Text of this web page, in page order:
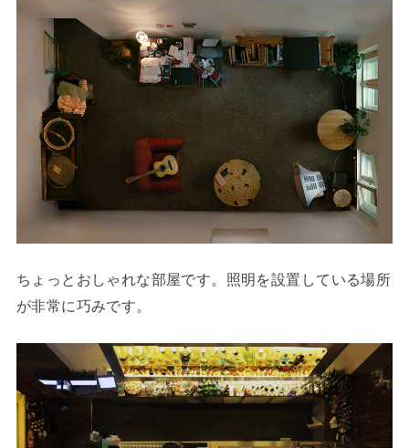
ちょっとおしゃれな部屋です。照明を設置している場所
が非常に巧みです。